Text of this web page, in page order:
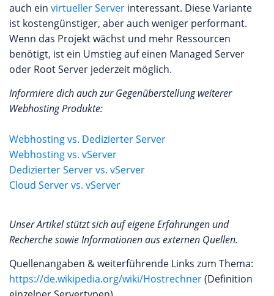
auch ein virtueller Server interessant. Diese Variante
ist kostengünstiger, aber auch weniger performant.
Wenn das Projekt wächst und mehr Ressourcen
benötigt, ist ein Umstieg auf einen Managed Server
oder Root Server jederzeit möglich.
Informiere dich auch zur Gegenüberstellung weiterer
Webhosting Produkte:
Webhosting vs. Dedizierter Server
Webhosting vs. vServer
Dedizierter Server vs. vServer
Cloud Server vs. vServer
Unser Artikel stützt sich auf eigene Erfahrungen und
Recherche sowie Informationen aus externen Quellen.
Quellenangaben & weiterführende Links zum Thema:
https://de.wikipedia.org/wiki/Hostrechner(Definition